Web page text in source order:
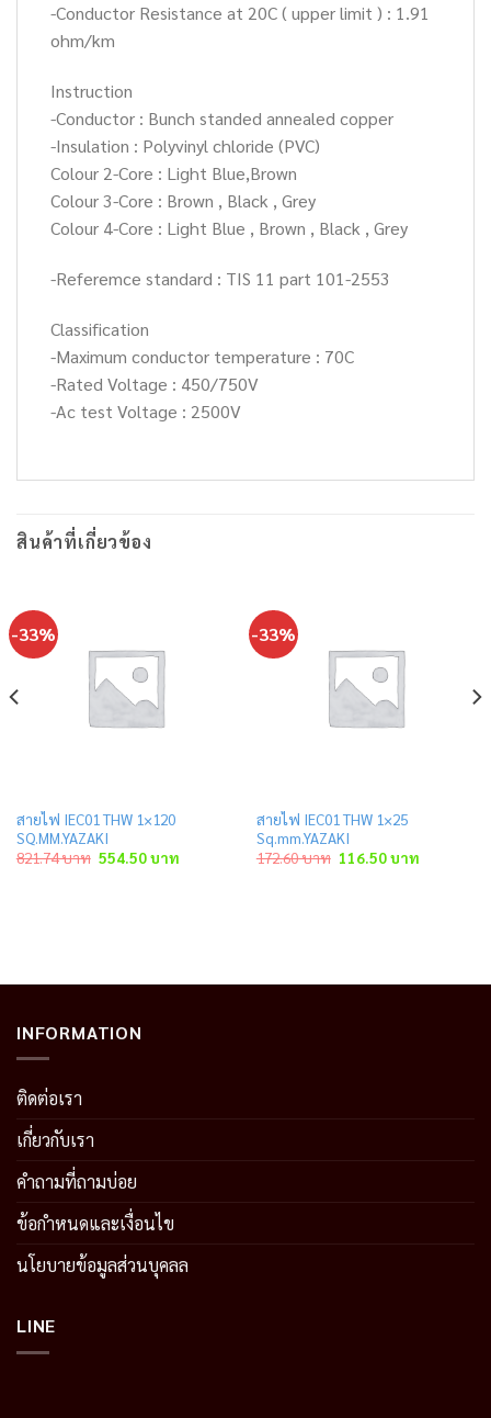
-Conductor Resistance at 20C ( upper limit ) : 1.91
ohm/km
Instruction
-Conductor : Bunch standed annealed copper
-Insulation : Polyvinyl chloride (PVC)
Colour 2-Core : Light Blue,Brown
Colour 3-Core : Brown , Black , Grey
Colour 4-Core : Light Blue , Brown , Black , Grey
-Referemce standard : TIS 11 part 101-2553
Classification
-Maximum conductor temperature : 70C
-Rated Voltage : 450/750V
-Ac test Voltage : 2500V
สินค้าที่เกี่ยวข้อง
-33%
สายไฟ IEC01 THW 1×120
SQ.MM.YAZAKI
821.74บาท Original
price
554.50บาทCurrent
price
-33%
สายไฟ IEC01 THW 1×25
Sq.mm.YAZAKI
172.60บาท Original
price
116.50บาทCurrent
price
INFORMATION
ติดต่อเรา
เกี่ยวกับเรา
คำถามที่ถามบ่อย
ข้อกำหนดและเงื่อนไข
นโยบายข้อมูลส่วนบุคลล
LINE